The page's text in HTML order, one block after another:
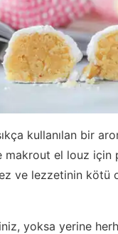
kullanılan bir
makrout el louz
ve lezzetinin kötü
yoksa yerine